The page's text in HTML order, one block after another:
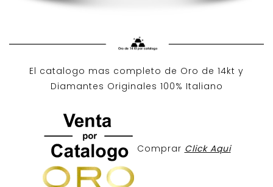
El catalogo mas completo de Oro de 14kt y
Diamantes Originales 100% Italiano
Comprar Click Aqui